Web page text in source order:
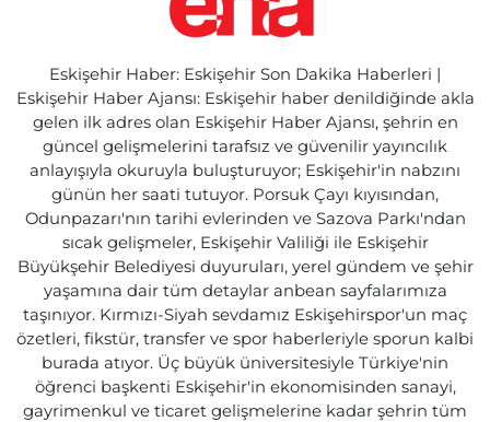
Eskişehir Haber: Eskişehir Son Dakika Haberleri |
Eskişehir Haber Ajansı: Eskişehir haber denildiğinde akla
gelen ilk adres olan Eskişehir Haber Ajansı, şehrin en
güncel gelişmelerini tarafsız ve güvenilir yayıncılık
anlayışıyla okuruyla buluşturuyor; Eskişehir'in nabzını
günün her saati tutuyor. Porsuk Çayı kıyısından,
Odunpazarı'nın tarihi evlerinden ve Sazova Parkı'ndan
sıcak gelişmeler, Eskişehir Valiliği ile Eskişehir
Büyükşehir Belediyesi duyuruları, yerel gündem ve şehir
yaşamına dair tüm detaylar anbean sayfalarımıza
taşınıyor. Kırmızı-Siyah sevdamız Eskişehirspor'un maç
özetleri, fikstür, transfer ve spor haberleriyle sporun kalbi
burada atıyor. Üç büyük üniversitesiyle Türkiye'nin
öğrenci başkenti Eskişehir'in ekonomisinden sanayi,
gayrimenkul ve ticaret gelişmelerine kadar şehrin tüm